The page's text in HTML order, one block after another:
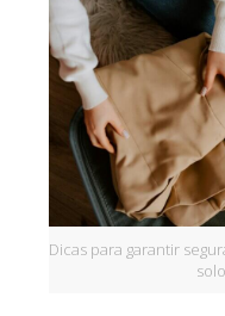
Dicas para garantir